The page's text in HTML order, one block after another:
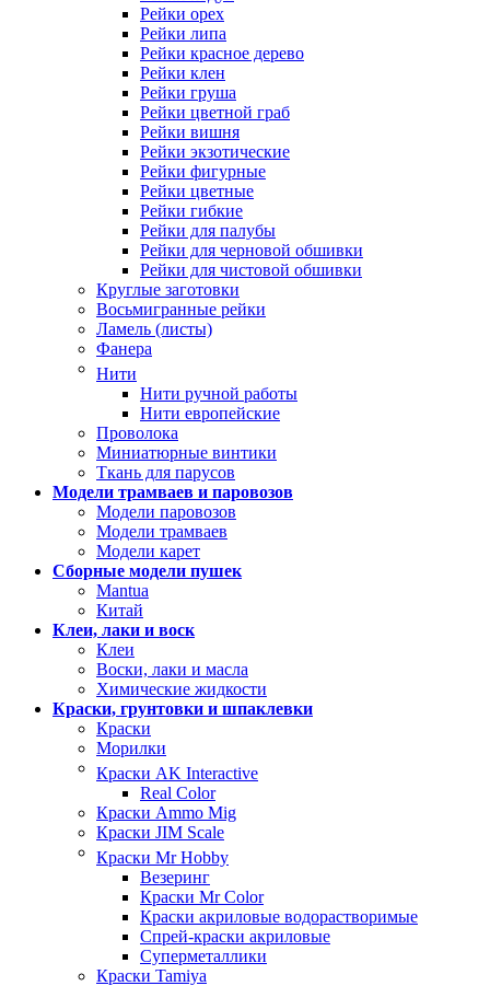
Рейки орех
Рейки липа
Рейки красное дерево
Рейки клен
Рейки груша
Рейки цветной граб
Рейки вишня
Рейки экзотические
Рейки фигурные
Рейки цветные
Рейки гибкие
Рейки для палубы
Рейки для черновой обшивки
Рейки для чистовой обшивки
Круглые заготовки
Восьмигранные рейки
Ламель (листы)
Фанера
Нити
Нити ручной работы
Нити европейские
Проволока
Миниатюрные винтики
Ткань для парусов
Модели трамваев и паровозов
Модели паровозов
Модели трамваев
Модели карет
Сборные модели пушек
Mantua
Китай
Клеи, лаки и воск
Клеи
Воски, лаки и масла
Химические жидкости
Краски, грунтовки и шпаклевки
Краски
Морилки
Краски AK Interactive
Real Color
Краски Ammo Mig
Краски JIM Scale
Краски Mr Hobby
Везеринг
Краски Mr Color
Краски акриловые водорастворимые
Спрей-краски акриловые
Суперметаллики
Краски Tamiya